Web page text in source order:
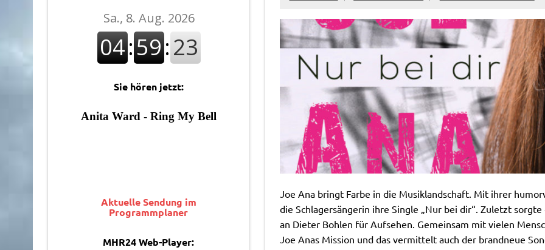
Joe Ana bringt Farbe in die Musiklandschaft. Mit ihrer
die Schlagersängerin ihre Single „Nur bei dir“. Zuletzt
an Dieter Bohlen für Aufsehen. Gemeinsam mit vielen
Joe Anas Mission und das vermittelt auch der brandneue
Sie hören jetzt:
Aktuelle Sendung im
Programmplaner
MHR24 Web-Player: